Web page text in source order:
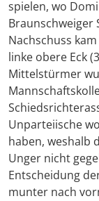
spielen, wo
Braunschweiger
Nachschuss
linke obere Eck
Mittelstürmer
Unparteiische
haben, weshalb
Unger nicht
Entscheidung
munter nach